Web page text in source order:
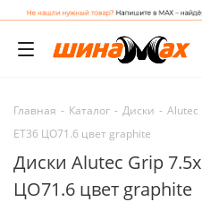
Главная - Каталог - Диски - Alutec
ET36 ЦО71.6 цвет graphite
Диски Alutec Grip
ЦО71.6 цвет graphite